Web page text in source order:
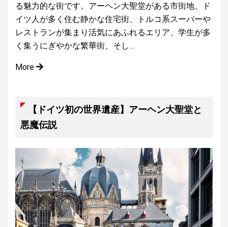
る魅力的な街です。アーヘン大聖堂がある市街地、ド
イツ人が多く住む静かな住宅街、トルコ系スーパーや
レストランが集まり活気にあふれるエリア、学生が多
く集うにぎやかな繁華街、そし…
More
【ドイツ初の世界遺産】アーヘン大聖堂と
悪魔伝説